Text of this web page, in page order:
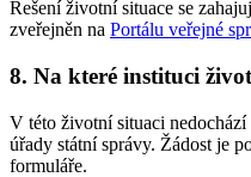
Řešení životní situace se
zveřejněn na Portálu veřejné
8. Na které instituci
V této životní situaci
úřady státní správy. Žádost je
formuláře.